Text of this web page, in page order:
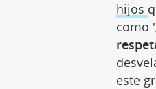
hijos
como
este